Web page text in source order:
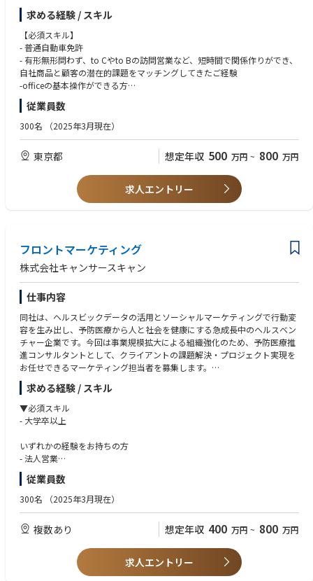
ナッジ理論等を活用して人々の行動変容を促す仕組みや、健診データやレ
セプトデータ（診療報酬明細書）などのヘルスビッグデータを解析したイ
ンサイトをもとに、社会に革新をもたらす予防医療アプローチを実現して
います。
【私たちのチームについて】
当社の提供する予防医療サービスを新規で導入いただけるよう、日本全国
- 事業部長以下、15名のチームです。（事業部長1名、フィールドセールス
13名、インサイドセールス・営業サポート1名）
- アポイント取得・調整のインサイドセールスチームが営業活動をサポー
- 社員の多くは30代で、とても落ち着いた雰囲気で仕事ができます。
に集中できる環境です。
- 営業個々が競い高め合うカルチャーではなく、チームとして目標を追い
【このポジションの募集背景】
当社の提供する予防医療事業は、事業領域を拡大しています。
今後、より多くの地域の健康課題の解決に寄与すべく、さらなるサービス
の拡販を行っていくために、新たに仲間になってくださる方を募集しま
す。
【業務内容】
新規開拓営業（ソリューションセールスとして、当社のあらゆるサービス
を、まだ導入いただいていない自治体様に提案に伺います）
（営業対象）
・全国の市区町村
（営業スタイル）
・訪問がベースとなる営業活動となります。
訪問ピーク時期：8月～10月 ※営業時期としては5月~11月
営業時期に入る前は契約業務や営業活動に向けた準備、営業時期終了後
（提案する商材）
- 国民健康保険領域・後期高齢者領域それぞれの健診の受診率向上事業サ
ービス
- 国民健康保険領域における生活習慣病の重症化リスクが高い方へ早期治
療を促すサービス
- 生活習慣病の発症・重症化予防に加え、寝たきりや介護に対する予防も
必要な後期高齢者向けに治療や検診の受診を促すサービス
- そのほか自治体が保健事業領域で抱える課題に対してのソリューション
【キャンサースキャンの新規営業担当として働く魅力】
求める経験 / スキル
【必須スキル】
- 普通自動車免許
- 有形無形問わず、to Cやto Bの訪問営業など、短時間で関係作りができ、
自社商品と顧客の潜在的課題をマッチングしてきたご経験
-officeの基本操作ができる方
▼求める人物像
- 人と社会を健康にするというミッションに共感する方
方
従業員数
300名 （2025年3月現在）
東京都 想定年収 500 万円 ~ 800 万円
求人エントリー
フロントマーケティング
株式会社キャンサースキャン
仕事内容
同社は、ヘルスビックデータの活用とソーシャルマーケティングで行動変
容を生み出し、予防医療から人と社会を健康にする急成長中のヘルスベン
チャー企業です。今回は事業規模拡大による組織強化のため、予防医療推
進コンサルタントとして、クライアントの課題解決・プロジェクト実現を
お任せできるマーケティング担当者を募集します。
▼仕事の概要
当社のマーケティングは、クライアントである都道府県・市区町村の自治
体や医療機関と伴走し、予防医療に貢献するマーケティング戦略の企画・
及のため、課題をヒアリングし年間戦略を立案するだけでなく、追加施策
の提案などプロジェクトマネジメントを担うお仕事です。
▼仕事の具体的内容
クライアントの課題と予算に合わせ、年間のマーケティング戦略や追加施
策を提案します。プロジェクトの成功に向けて伴走し包括的な予防医療推
進プランを担う、プロジェクトリーダーとしてご活躍いただきます。
社内のデータサイエンス専門チームが解析したヘルスデータを読み解き、
地域の実情に合わせたソーシャルマーケティング戦略に落とし込む業務を
求める経験 / スキル
▼必須スキル
- 大学卒以上
いずれかの経験をお持ちの方
- 法人営業
- 企画営業
- クライアントマネジメント経験
- プロジェクトマネジメント経験
- コンサルティング業務経験
▼求める人物像
- 人と社会を健康にするというミッションに共感する方
従業員数
300名 （2025年3月現在）
複数あり 想定年収 400 万円 ~ 800 万円
求人エントリー